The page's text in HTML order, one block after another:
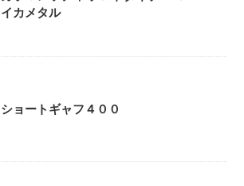
イカメタル
ショートギャフ４００